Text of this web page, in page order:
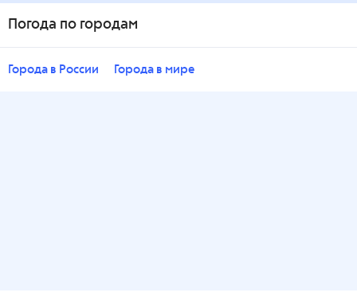
Погода по городам
Города в России Города в мире